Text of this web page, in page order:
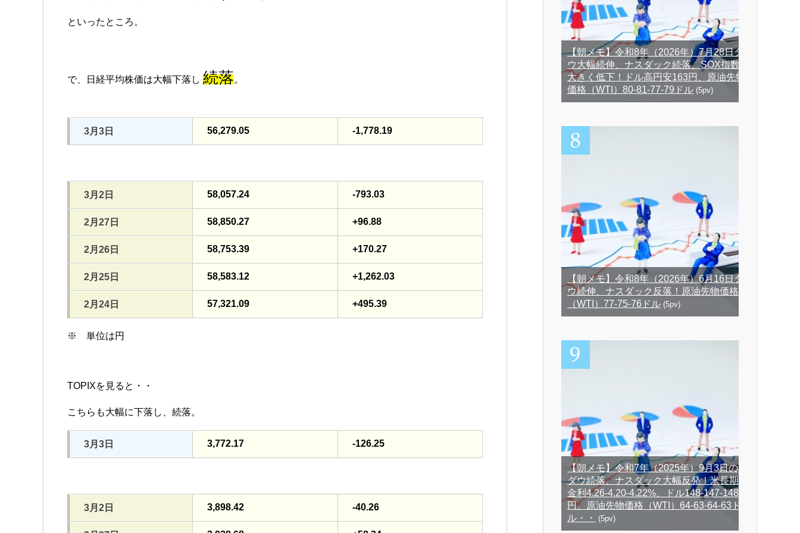
といったところ。
で、日経平均株価は大幅下落し 続落。
3月3日 56,279.05 -1,778.19
3月2日 58,057.24 -793.03
2月27日 58,850.27 +96.88
2月26日 58,753.39 +170.27
2月25日 58,583.12 +1,262.03
2月24日 57,321.09 +495.39
※ 単位は円
TOPIXを見ると・・
こちらも大幅に下落し、続落。
3月3日 3,772.17 -126.25
3月2日 3,898.42 -40.26
【朝メモ】令和8年（2026年）7月28日ダ
ウ大幅続伸、ナスダック続落、SOX指数
大きく低下！ドル高円安163円、原油先物
価格（WTI）80-81-77-79ドル (5pv)
【朝メモ】令和8年（2026年）6月16日ダ
ウ続伸、ナスダック反落！原油先物価格
（WTI）77-75-76ドル (5pv)
【朝メモ】令和7年（2025年）9月3日の
ダウ続落、ナスダック大幅反発！米長期
金利4.26-4.20-4.22%、ドル148-147-148
円、原油先物価格（WTI）64-63-64-63ド
ル・・
(5pv)